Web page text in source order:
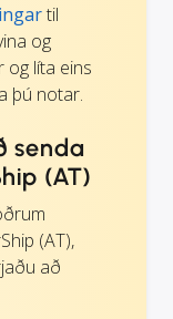
til
og
og líta eins
þú notar.
senda
(AT)
(AT),
að